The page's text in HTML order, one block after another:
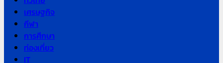
เศรษฐกิจ
กีฬา
การศึกษา
ท่องเที่ยว
IT